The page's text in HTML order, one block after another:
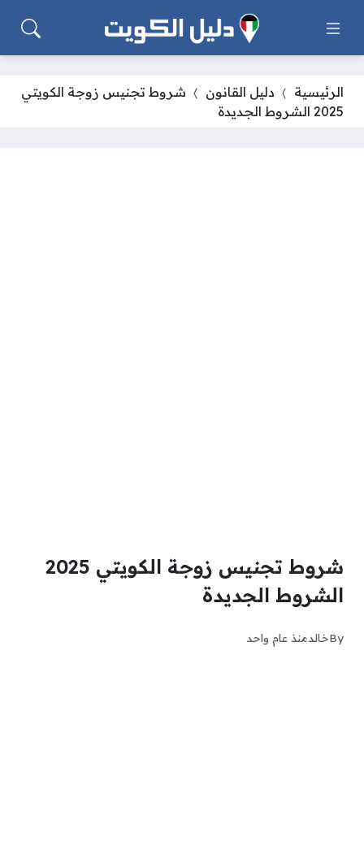
الرئيسية دليل القانون
شروط تجنيس زوجة الكويتي
2025 الشروط الجديدة
شروط تجنيس زوجة الكويتي 2025
الشروط الجديدة
Byخالدمنذ عام واحد